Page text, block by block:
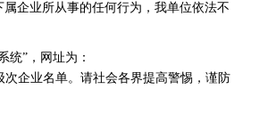
企业所从事的任何行为，我单位依法不
”，网址为：
次企业名单。请社会各界提高警惕，谨防